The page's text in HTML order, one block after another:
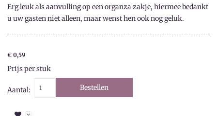
Erg leuk als aanvulling op een organza zakje, hiermee bedankt
u uw gasten niet alleen, maar wenst hen ook nog geluk.
€ 0,59
Prijs per stuk
Aantal: Bestellen